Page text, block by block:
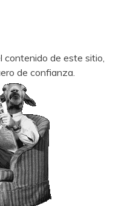
contenido de este sitio,
de confianza.